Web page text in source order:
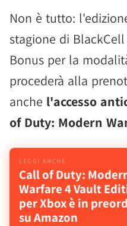
Non è tutto:
stagione di
Bonus per la
procederà alla
anche l'accesso
of Duty: Modern
Call of Duty:
Warfare 4 Vault
per Xbox è in
su Amazon